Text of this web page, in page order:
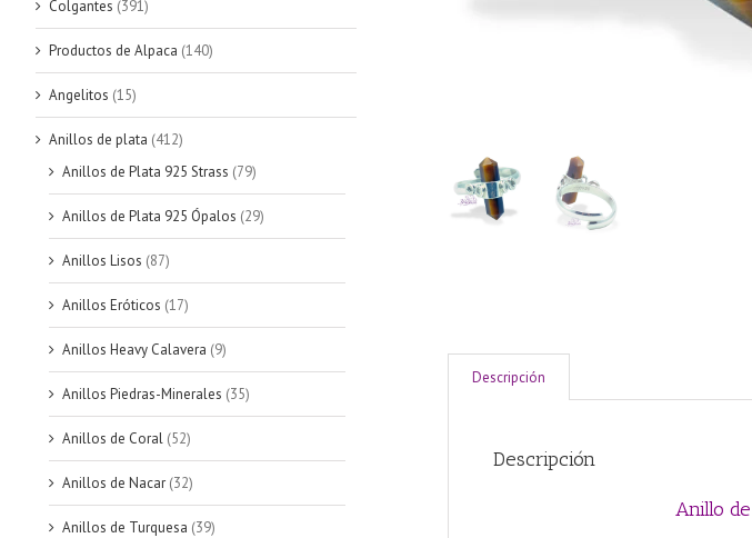
Descripción
Descripción
Anillo
Colgantes (391)
Productos de Alpaca (140)
Angelitos (15)
Anillos de plata (412)
Anillos de Plata 925 Strass (79)
Anillos de Plata 925 Ópalos (29)
Anillos Lisos (87)
Anillos Eróticos (17)
Anillos Heavy Calavera (9)
Anillos Piedras-Minerales (35)
Anillos de Coral (52)
Anillos de Nacar (32)
Anillos de Turquesa (39)